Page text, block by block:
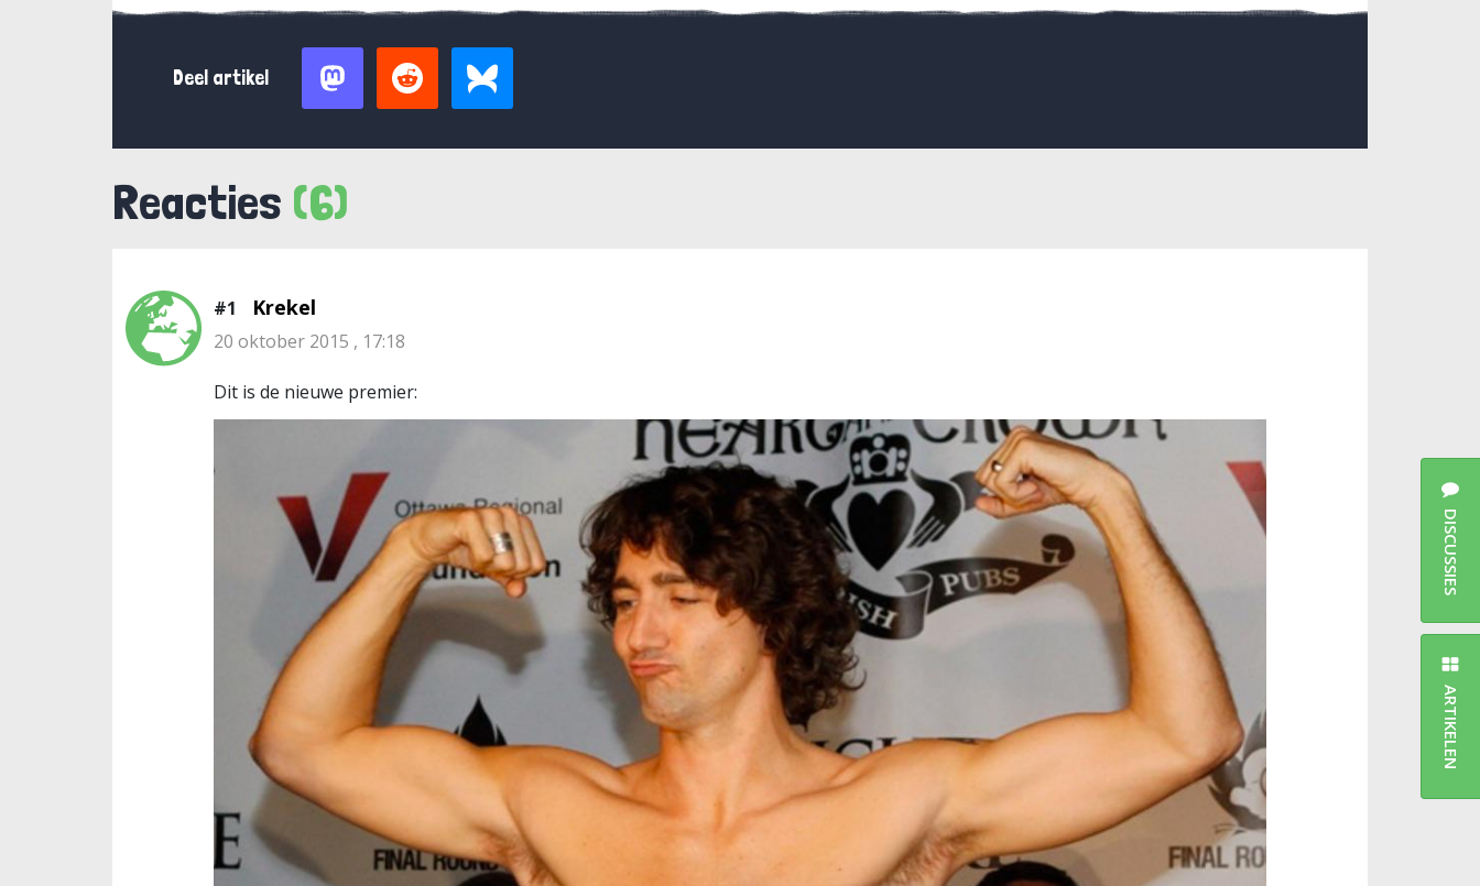
Deel artikel
Reacties (6)
#1 Krekel
20 oktober 2015 , 17:18
Dit is de nieuwe premier:
DISCUSSIES
ARTIKELEN